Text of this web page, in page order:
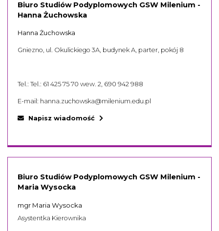
Biuro Studiów Podyplomowych GSW Milenium -
Hanna Żuchowska
Hanna Żuchowska
Gniezno, ul. Okulickiego 3A, budynek A, parter, pokój 8
Tel.: Tel.: 61 425 75 70 wew. 2, 690 942 988
E-mail: hanna.zuchowska@milenium.edu.pl
Napisz wiadomość
Biuro Studiów Podyplomowych GSW Milenium -
Maria Wysocka
mgr Maria Wysocka
Asystentka Kierownika